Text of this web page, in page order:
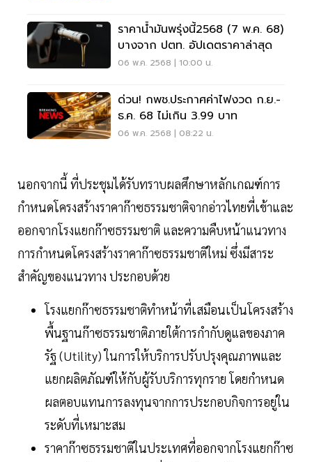
ราคาน้ำมันพรุ่งนี้2568 (7 พ.ค. 68)
บางจาก ปตท. อัปเดตราคาล่าสุด
06 พ.ค. 2568 | 10:00 น.
ด่วน! กพช.ประกาศค่าไฟงวด ก.ย.-
ธ.ค. 68 ไม่เกิน 3.99 บาท
06 พ.ค. 2568 | 08:22 น.
นอกจากนี้ ที่ประชุมได้รับทราบผลศึกษาหลักเกณฑ์การ
กำหนดโครงสร้างราคาก๊าซธรรมชาติจากอ่าวไทยที่เข้าและ
ออกจากโรงแยกก๊าซธรรมชาติ และความคืบหน้าแนวทาง
การกำหนดโครงสร้างราคาก๊าซธรรมชาติใหม่ ซึ่งมีสาระ
สำคัญของแนวทาง ประกอบด้วย
โรงแยกก๊าซธรรมชาติทำหน้าที่เสมือนเป็นโครงสร้าง
พื้นฐานก๊าซธรรมชาติภายใต้การกำกับดูแลของภาค
รัฐ (Utility) ในการให้บริการปรับปรุงคุณภาพและ
แยกผลิตภัณฑ์ให้กับผู้รับบริการทุกราย โดยกำหนด
ผลตอบแทนการลงทุนจากการประกอบกิจการอยู่ใน
ระดับที่เหมาะสม
ราคาก๊าซธรรมชาติในประเทศที่ออกจากโรงแยกก๊าซ